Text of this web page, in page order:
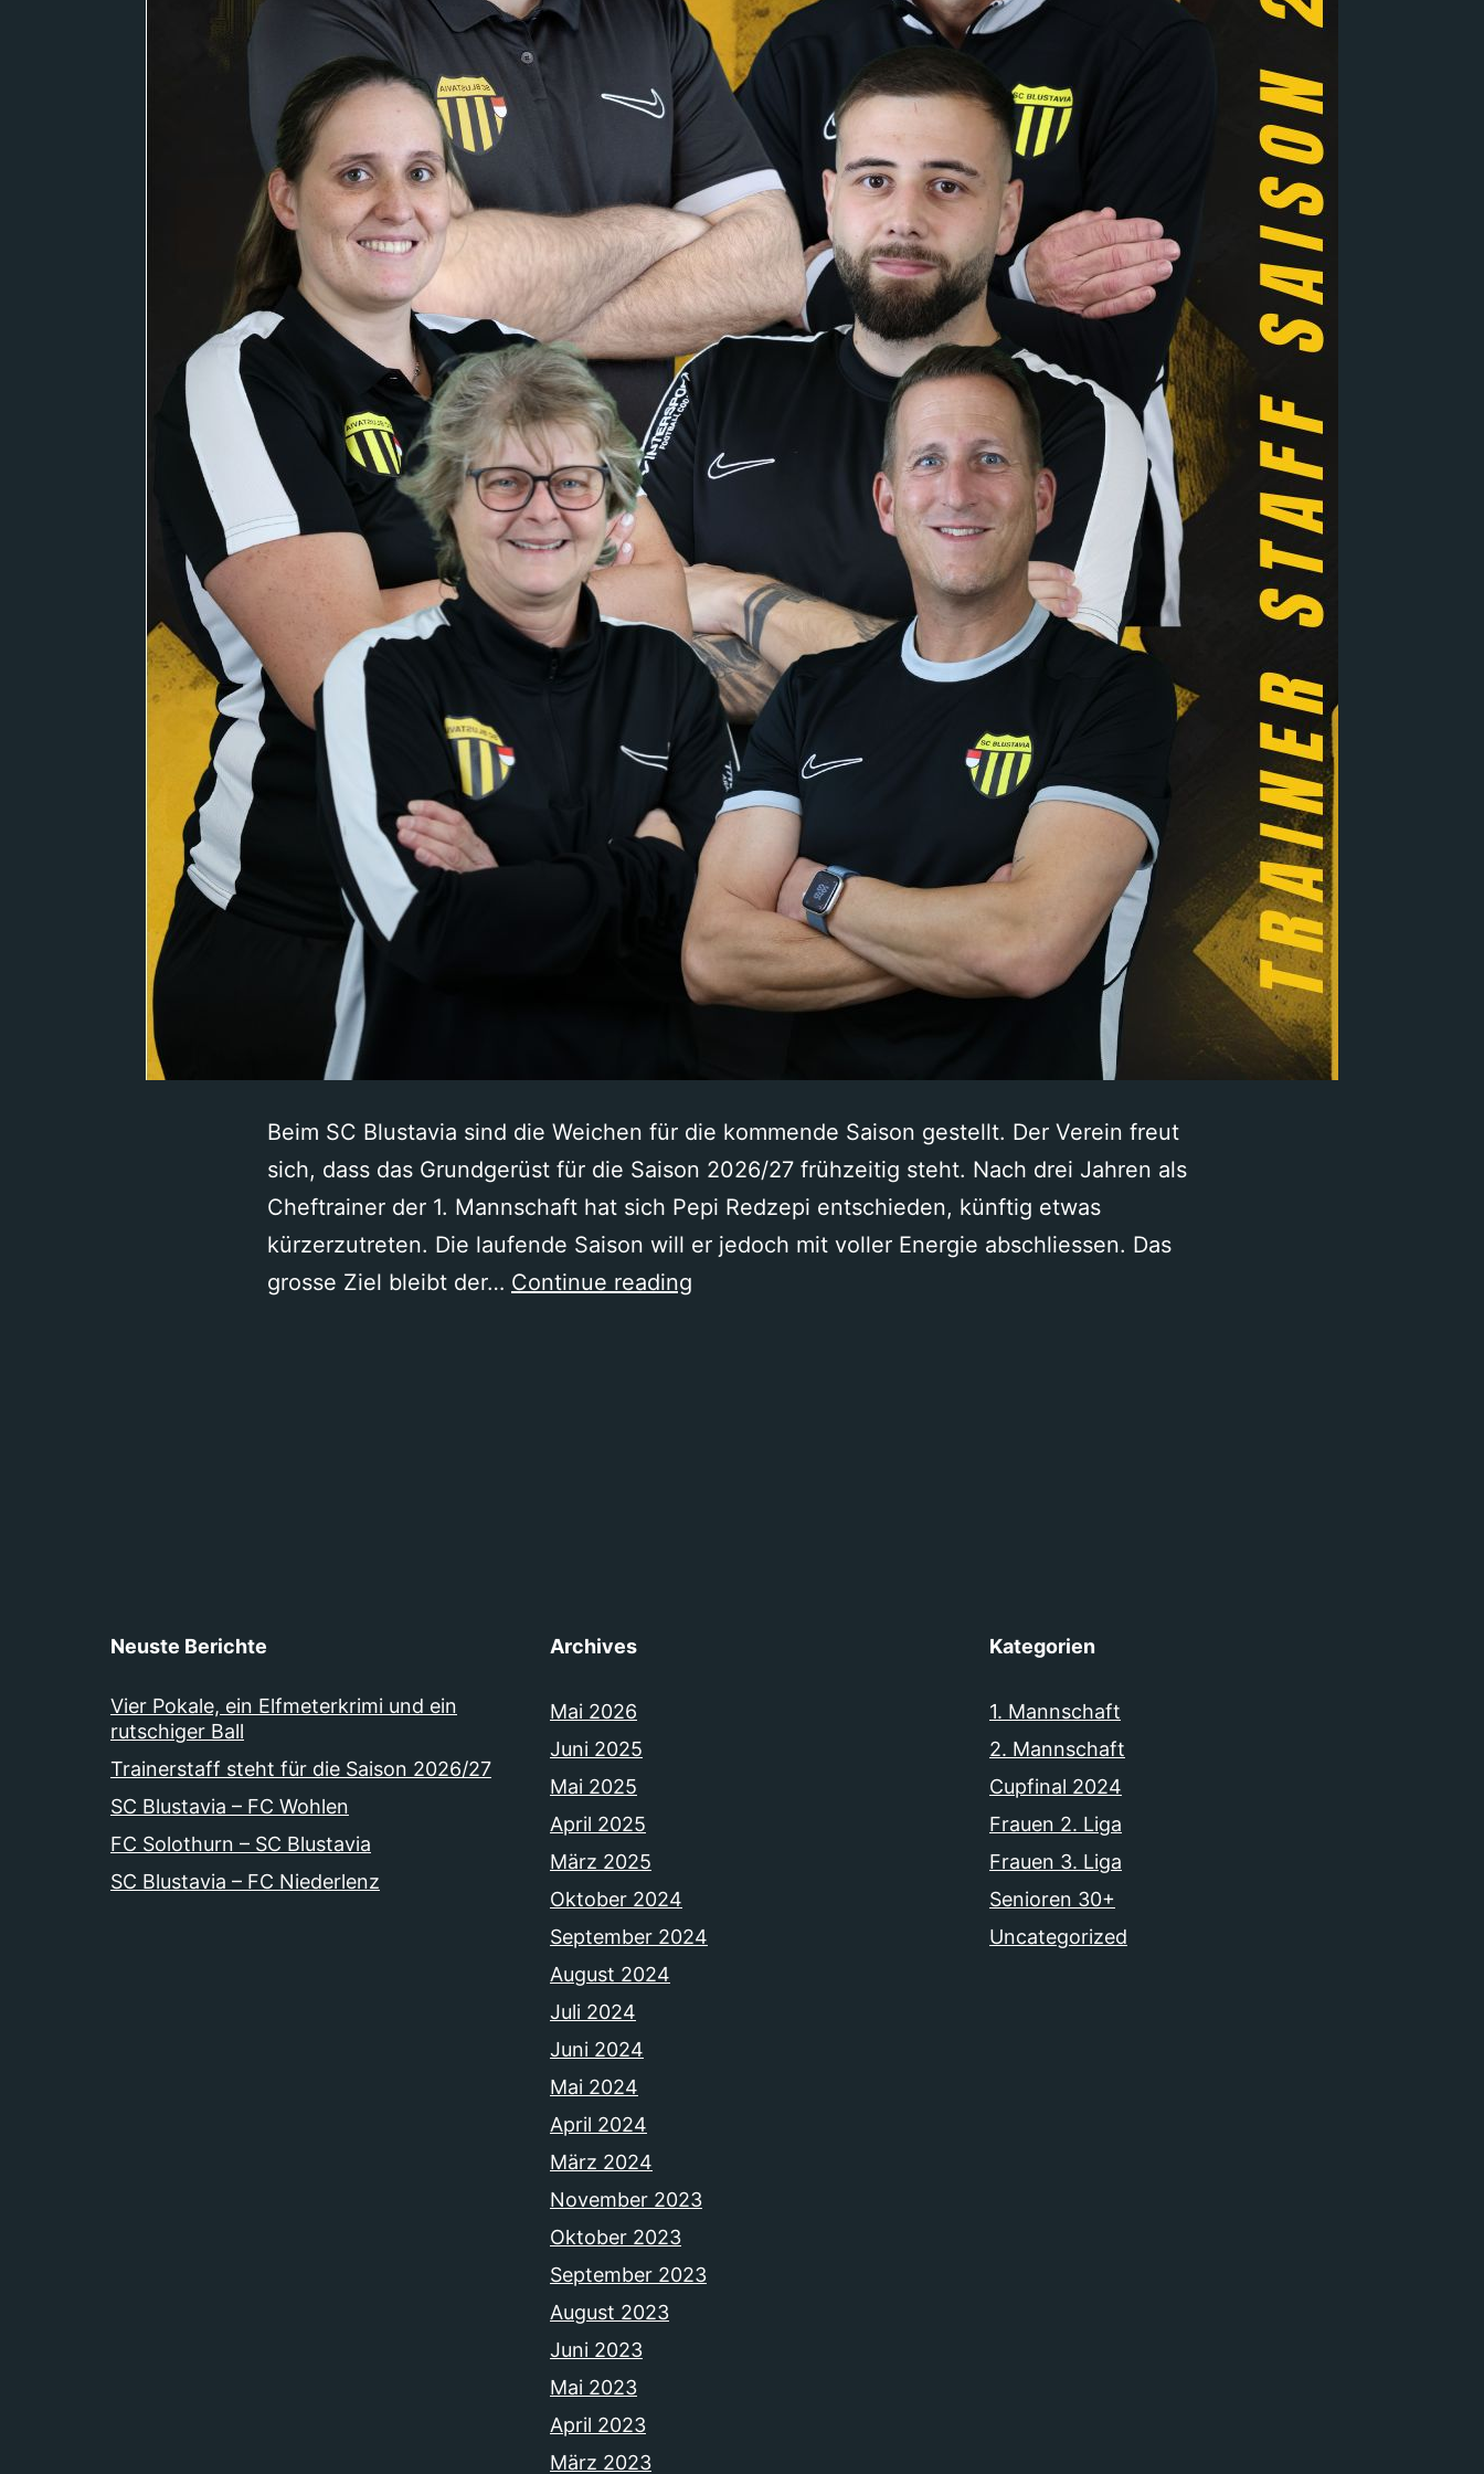
Beim SC Blustavia sind die Weichen für die kommende Saison gestellt. Der Verein freut
sich, dass das Grundgerüst für die Saison 2026/27 frühzeitig steht. Nach drei Jahren als
Cheftrainer der 1. Mannschaft hat sich Pepi Redzepi entschieden, künftig etwas
kürzerzutreten. Die laufende Saison will er jedoch mit voller Energie abschliessen. Das
grosse Ziel bleibt der… Continue reading
Neuste Berichte
Vier Pokale, ein Elfmeterkrimi und ein
rutschiger Ball
Trainerstaff steht für die Saison 2026/27
SC Blustavia – FC Wohlen
FC Solothurn – SC Blustavia
SC Blustavia – FC Niederlenz
Archives
Mai 2026
Juni 2025
Mai 2025
April 2025
März 2025
Oktober 2024
September 2024
August 2024
Juli 2024
Juni 2024
Mai 2024
April 2024
März 2024
November 2023
Oktober 2023
September 2023
August 2023
Juni 2023
Mai 2023
April 2023
März 2023
Kategorien
1. Mannschaft
2. Mannschaft
Cupfinal 2024
Frauen 2. Liga
Frauen 3. Liga
Senioren 30+
Uncategorized